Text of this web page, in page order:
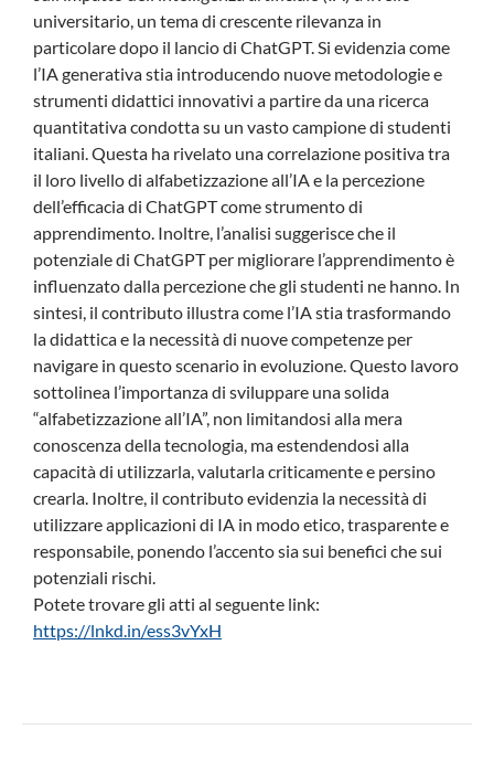
universitario, un tema di crescente rilevanza in
particolare dopo il lancio di ChatGPT. Si evidenzia come
l’IA generativa stia introducendo nuove metodologie e
strumenti didattici innovativi a partire da una ricerca
quantitativa condotta su un vasto campione di studenti
italiani. Questa ha rivelato una correlazione positiva tra
il loro livello di alfabetizzazione all’IA e la percezione
dell’efficacia di ChatGPT come strumento di
apprendimento. Inoltre, l’analisi suggerisce che il
potenziale di ChatGPT per migliorare l’apprendimento è
influenzato dalla percezione che gli studenti ne hanno. In
sintesi, il contributo illustra come l’IA stia trasformando
la didattica e la necessità di nuove competenze per
navigare in questo scenario in evoluzione. Questo lavoro
sottolinea l’importanza di sviluppare una solida
“alfabetizzazione all’IA”, non limitandosi alla mera
conoscenza della tecnologia, ma estendendosi alla
capacità di utilizzarla, valutarla criticamente e persino
crearla. Inoltre, il contributo evidenzia la necessità di
utilizzare applicazioni di IA in modo etico, trasparente e
responsabile, ponendo l’accento sia sui benefici che sui
potenziali rischi.
Potete trovare gli atti al seguente link:
https://lnkd.in/ess3vYxH